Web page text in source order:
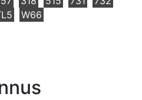
W66